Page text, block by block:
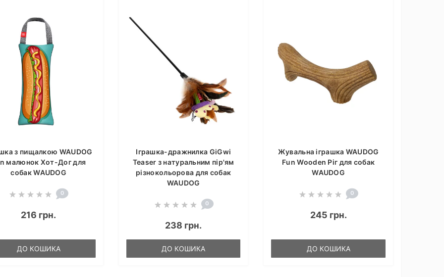
з пищалкою WAUDOG
малюнок Хот-Дог для
собак WAUDOG
0
216 грн.
ДО КОШИКА
Іграшка-дражнилка GiGwi
Teaser з натуральним пір'ям
різнокольорова для собак
WAUDOG
0
238 грн.
ДО КОШИКА
Жувальна іграшка WAUDOG
Fun Wooden Ріг для собак
WAUDOG
0
245 грн.
ДО КОШИКА